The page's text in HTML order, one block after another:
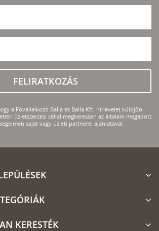
FELIRATKOZÁS
a Fővállalkozó Balla és Balla Kft. hírlevelet küldjön
üzletszerzési céllal megkeressen az általam megadott
saját vagy üzleti partnerei ajánlatával.
KERESTÉK